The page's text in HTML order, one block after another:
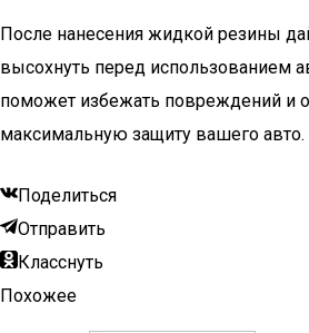
После нанесения жидкой резины
высохнуть перед использованием
поможет избежать повреждений и
максимальную защиту вашего авто.
Поделиться
Отправить
Класснуть
Похожее